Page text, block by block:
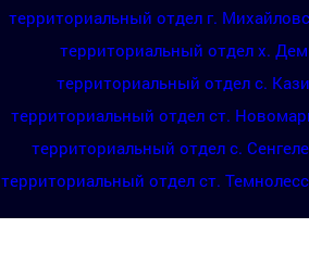
территориальный отдел г.
территориальный отдел х.
территориальный отдел с.
территориальный отдел ст.
территориальный отдел с.
территориальный отдел ст.